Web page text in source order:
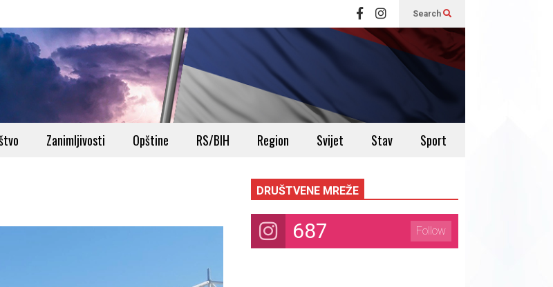
Search
Zanimljivosti Opštine RS/BIH Region Svijet Stav Sport
DRUŠTVENE MREŽE
687 Follow